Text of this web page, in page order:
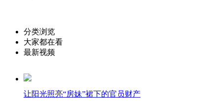
分类浏览
大家都在看
最新视频
让阳光照亮“房妹”裙下的官员财产